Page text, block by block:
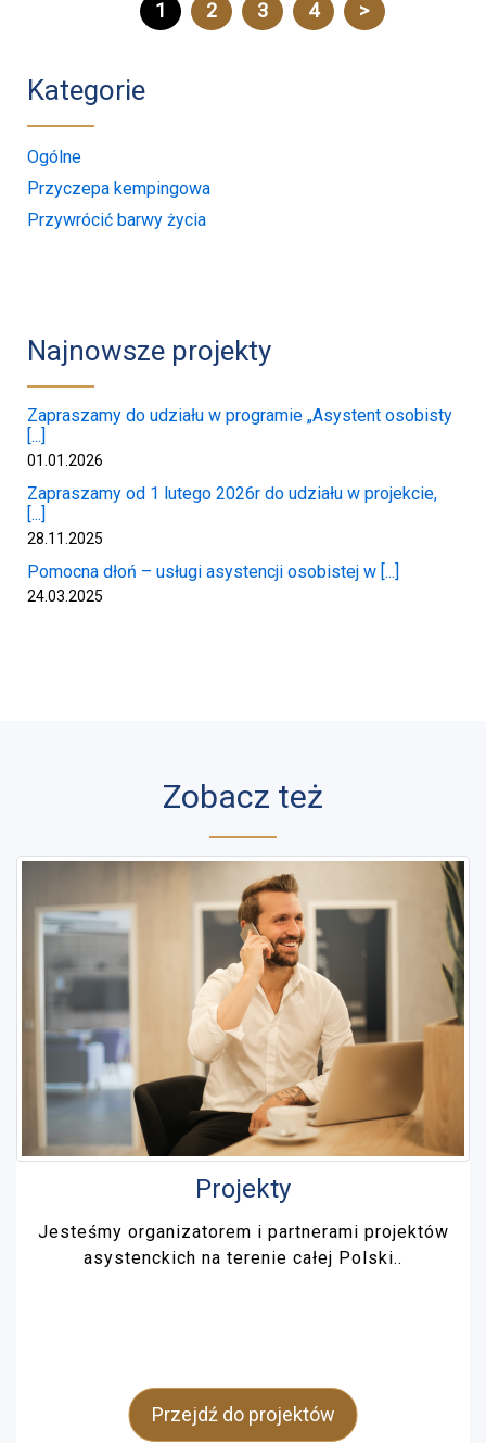
1 2 3 4 >
Kategorie
Ogólne
Przyczepa kempingowa
Przywrócić barwy życia
Najnowsze projekty
Zapraszamy do udziału w programie „Asystent osobisty
[...]
01.01.2026
Zapraszamy od 1 lutego 2026r do udziału w projekcie,
[...]
28.11.2025
Pomocna dłoń – usługi asystencji osobistej w [...]
24.03.2025
Zobacz też
Projekty
Jesteśmy organizatorem i partnerami projektów
asystenckich na terenie całej Polski..
Przejdź do projektów